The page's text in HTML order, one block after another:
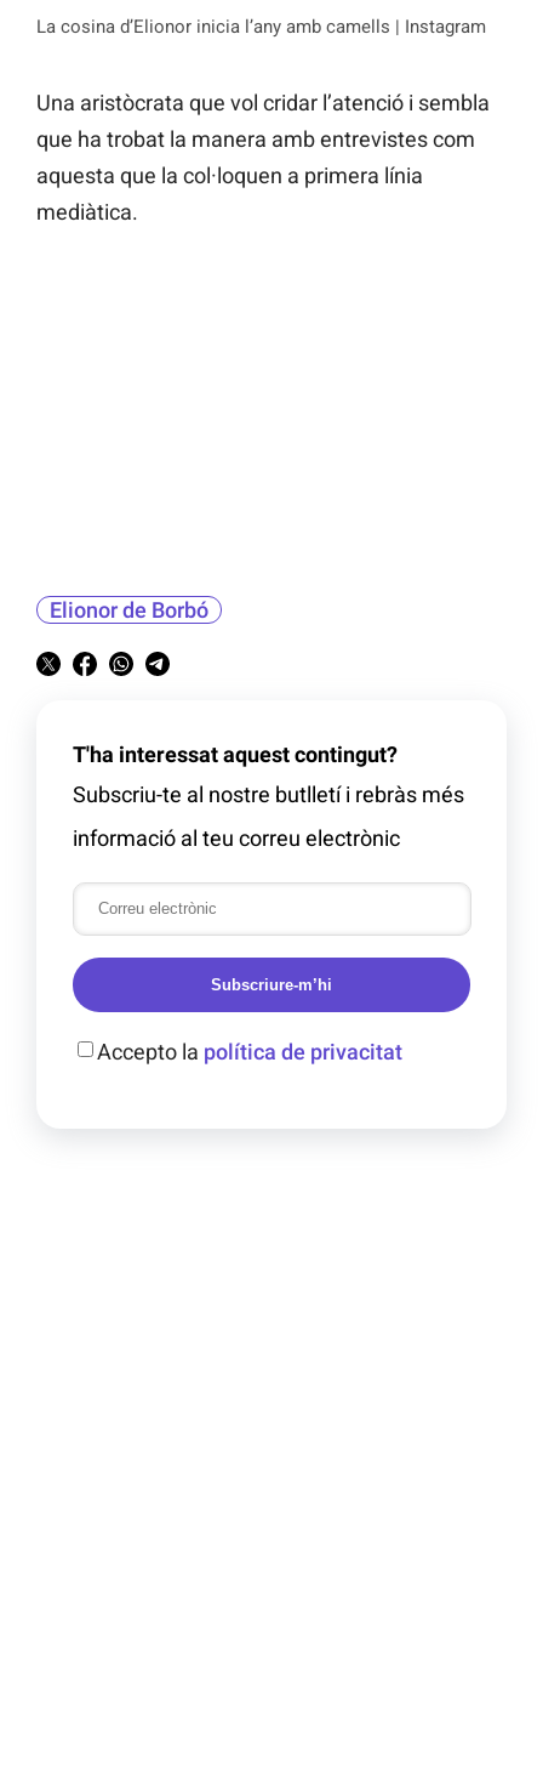
La cosina d’Elionor inicia l’any amb camells | Instagram
Una aristòcrata que vol cridar l’atenció i sembla
que ha trobat la manera amb entrevistes com
aquesta que la col·loquen a primera línia
mediàtica.
Elionor de Borbó
T'ha interessat aquest contingut?
Subscriu-te al nostre butlletí i rebràs més
informació al teu correu electrònic
Subscriure-m’hi
Accepto la política de privacitat